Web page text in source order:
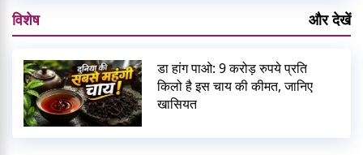
विशेष और देखें
डा हांग पाओ: 9 करोड़ रुपये प्रति
किलो है इस चाय की कीमत, जानिए
खासियत